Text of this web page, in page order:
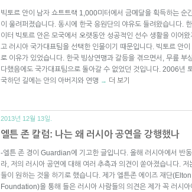
빅토르 안이 남자 쇼트트랙 1,000미터에서 금메달을 획득하는 순
이 울려퍼졌습니다. 동시에 한국 응원단의 야유도 들려왔습니다.
이터 빅토르 안은 모국에서 오랫동안 성공적인 선수 생활을 이어
고 러시아 국가대표팀을 선택한 인물이기 때문입니다. 빅토르 안
로 이유가 있었습니다. 한국 빙상연맹과 갈등을 겪으면서, 무릎 부
다했음에도 국가대표팀으로 돌아갈 수 없었던 것입니다. 2006년
국하던 길에는 안의 아버지와 연맹 → 더 보기
2013년 12월 13일.
엘튼 존 칼럼: 나는 왜 러시아 공연을 강행했나
-엘튼 존 경이 Guardian에 기고한 글입니다. 올해 러시아에서 반
라, 저의 러시아 공연에 대해 여러 추측과 의견이 쏟아졌습니다.
들이 원하는 것을 하기로 했습니다. 제가 엘튼존 에이즈 재단
Foundation)을 통해 들은 러시아 사람들의 의견은 제가 꼭 러시아